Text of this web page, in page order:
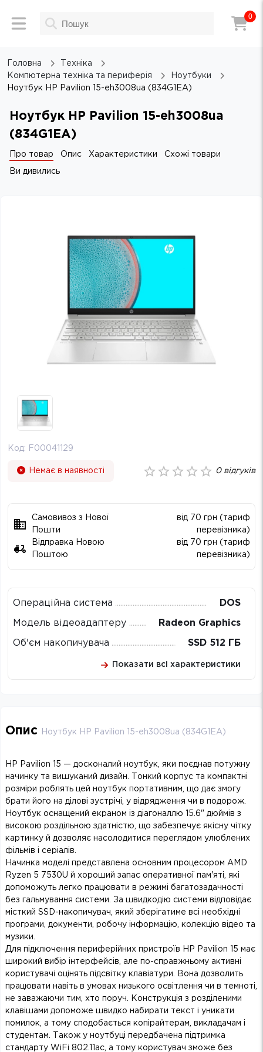
0
Головна
Техніка
Компютерна техніка та периферія
Ноутбуки
Ноутбук HP Pavilion 15-eh3008ua (834G1EA)
Ноутбук HP Pavilion 15-eh3008ua
(834G1EA)
Про товар Опис Характеристики Схожі товари
Ви дивились
Код: F00041129
Немає в наявності 0відгуків
Самовивоз з Нової
Пошти
від 70 грн (тариф
перевізника)
Відправка Новою
Поштою
від 70 грн (тариф
перевізника)
Операційна система DOS
Модель відеоадаптеру Radeon Graphics
Об'єм накопичувача SSD 512 ГБ
Показати всі характеристики
Опис Ноутбук HP Pavilion 15-eh3008ua (834G1EA)
HP Pavilion 15 — досконалий ноутбук, яки поєднав потужну
начинку та вишуканий дизайн. Тонкий корпус та компактні
розміри роблять цей ноутбук портативним, що дає змогу
брати його на ділові зустрічі, у відрядження чи в подорож.
Ноутбук оснащений екраном із діагоналлю 15.6" дюймів з
високою роздільною здатністю, що забезпечує якісну чітку
картинку й дозволяє насолодитися переглядом улюблених
фільмів і серіалів.
Начинка моделі представлена основним процесором AMD
Ryzen 5 7530U й хороший запас оперативної пам'яті, які
допоможуть легко працювати в режимі багатозадачності
без гальмування системи. За швидкодію системи відповідає
місткий SSD-накопичувач, який зберігатиме всі необхідні
програми, документи, робочу інформацію, колекцію відео та
музики.
Для підключення периферійних пристроїв HP Pavilion 15 має
широкий вибір інтерфейсів, але по-справжньому активні
користувачі оцінять підсвітку клавіатури. Вона дозволить
працювати навіть в умовах низького освітлення чи в темноті,
не заважаючи тим, хто поруч. Конструкція з розділеними
клавішами допоможе швидко набирати текст і уникати
помилок, а тому сподобається копірайтерам, викладачам і
студентам. Також у ноутбуці передбачена підтримка
стандарту WiFi 802.11ac, а тому користувач зможе без